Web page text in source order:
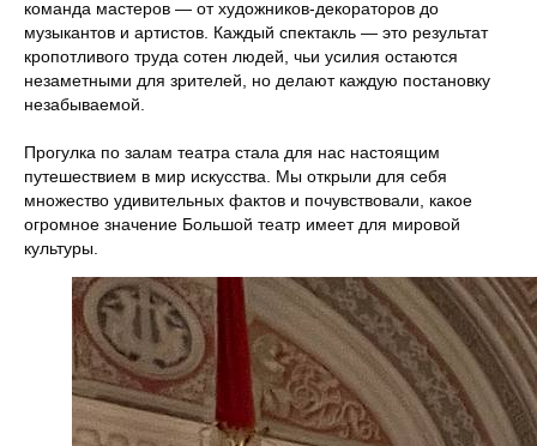
команда мастеров — от художников-декораторов до
музыкантов и артистов. Каждый спектакль — это результат
кропотливого труда сотен людей, чьи усилия остаются
незаметными для зрителей, но делают каждую постановку
незабываемой.
Прогулка по залам театра стала для нас настоящим
путешествием в мир искусства. Мы открыли для себя
множество удивительных фактов и почувствовали, какое
огромное значение Большой театр имеет для мировой
культуры.